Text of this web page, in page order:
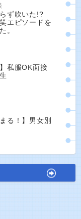
ず吹いた!?
エピソードを
。
私服OK面接
る！】男女別